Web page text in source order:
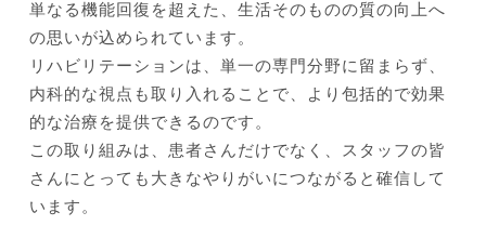
単なる機能回復を超えた、生活そのものの質の向上へ
の思いが込められています。
リハビリテーションは、単一の専門分野に留まらず、
内科的な視点も取り入れることで、より包括的で効果
的な治療を提供できるのです。
この取り組みは、患者さんだけでなく、スタッフの皆
さんにとっても大きなやりがいにつながると確信して
います。